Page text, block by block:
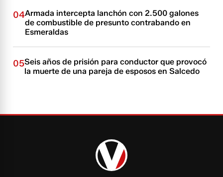
04Armada intercepta lanchón con 2.500 galones
de combustible de presunto contrabando en
Esmeraldas
05Seis años de prisión para conductor que provocó
la muerte de una pareja de esposos en Salcedo